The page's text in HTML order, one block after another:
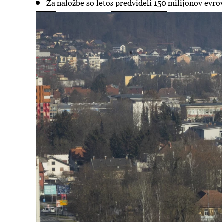
Za naložbe so letos predvideli 150 milijonov